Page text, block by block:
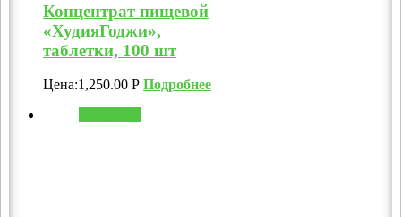
Концентрат пищевой
«ХудияГоджи»,
таблетки, 100 шт
Цена:1,250.00 Р Подробнее